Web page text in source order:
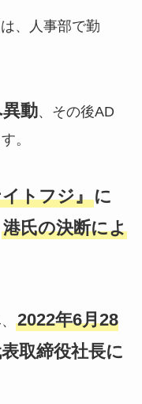
、人事部で勤
動、その後AD
。
トフジ』に
港氏の決断によ
2022年6月28
取締役社長に